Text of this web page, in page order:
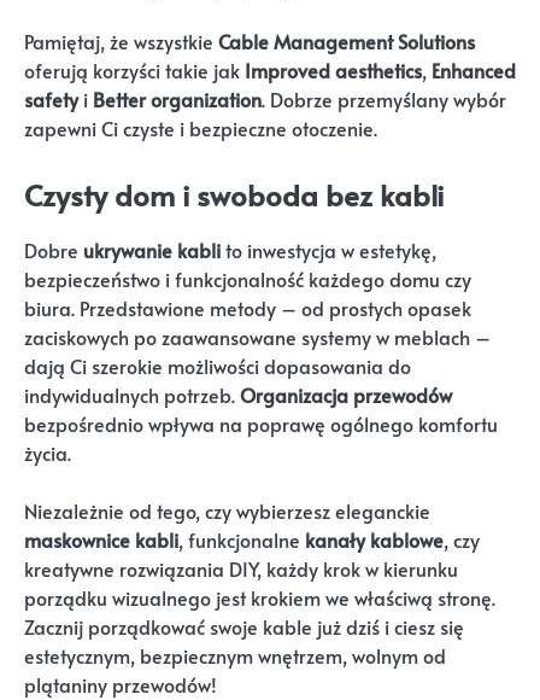
Pamiętaj, że wszystkie Cable Management Solutions
oferują korzyści takie jak Improved aesthetics, Enhanced
safetyi Better organization. Dobrze przemyślany wybór
zapewni Ci czyste i bezpieczne otoczenie.
Czysty dom i swoboda bez kabli
Dobre ukrywanie kablito inwestycja w estetykę,
bezpieczeństwo i funkcjonalność każdego domu czy
biura. Przedstawione metody – od prostych opasek
zaciskowych po zaawansowane systemy w meblach –
dają Ci szerokie możliwości dopasowania do
indywidualnych potrzeb.Organizacja przewodów
bezpośrednio wpływa na poprawę ogólnego komfortu
życia.
Niezależnie od tego, czy wybierzesz eleganckie
maskownice kabli, funkcjonalne kanały kablowe, czy
kreatywne rozwiązania DIY, każdy krok w kierunku
porządku wizualnego jest krokiem we właściwą stronę.
Zacznij porządkować swoje kable już dziś i ciesz się
estetycznym, bezpiecznym wnętrzem, wolnym od
plątaniny przewodów!